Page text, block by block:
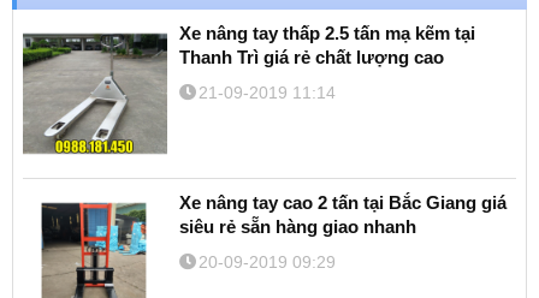
Xe nâng tay thấp 2.5 tấn mạ kẽm tại
Thanh Trì giá rẻ chất lượng cao
21-09-2019 11:14
Xe nâng tay cao 2 tấn tại Bắc Giang giá
siêu rẻ sẵn hàng giao nhanh
20-09-2019 09:29